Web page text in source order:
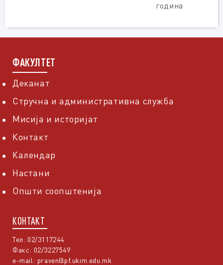
година
ФАКУЛТЕТ
Деканат
Стручна и административна служба
Мисија и историјат
Контакт
Календар
Настани
Општи соопштенија
КОНТАКТ
Тел: 02/3117244
Факс: 02/3227549
e-mail: praven@pf.ukim.edu.mk